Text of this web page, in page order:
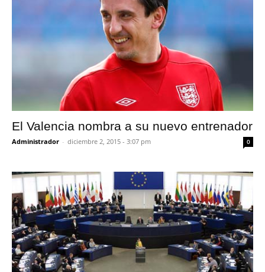
El Valencia nombra a su nuevo entrenador
Administrador - diciembre 2, 2015 - 3:07 pm 0